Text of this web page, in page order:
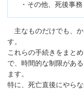
・その他、死後事務
主なものだけでも、か
す。
これらの手続きをまと
で、時間的な制限があ
ます。
特に、死亡直後にやら